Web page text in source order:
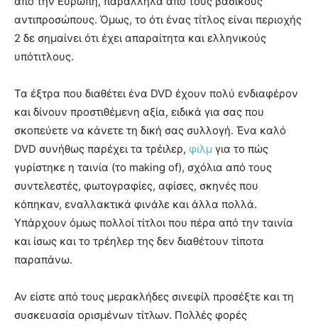
αντιπροσώπους. Όμως, το ότι ένας τίτλος είναι περιοχής
2 δε σημαίνει ότι έχει απαραίτητα και ελληνικούς
υπότιτλους.
Τα έξτρα που διαθέτει ένα DVD έχουν πολύ ενδιαφέρον
και δίνουν προστιθέμενη αξία, ειδικά για σας που
σκοπεύετε να κάνετε τη δική σας συλλογή. Ένα καλό
DVD συνήθως παρέχει τα τρέιλερ, φιλμ για το πώς
γυρίστηκε η ταινία (το making of), σχόλια από τους
συντελεστές, φωτογραφίες, αφίσες, σκηνές που
κόπηκαν, εναλλακτικά φινάλε και άλλα πολλά.
Υπάρχουν όμως πολλοί τίτλοι που πέρα από την ταινία
και ίσως και το τρέηλερ της δεν διαθέτουν τίποτα
παραπάνω.
Αν είστε από τους μερακλήδες σινεφίλ προσέξτε και τη
συσκευασία ορισμένων τίτλων. Πολλές φορές